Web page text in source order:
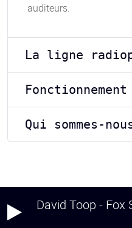
auditeurs.
La ligne
Qui sommes-
David Toop - Fox